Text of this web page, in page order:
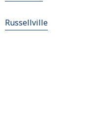
Russellville